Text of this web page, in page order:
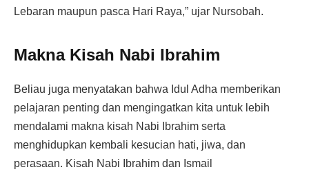
Lebaran maupun pasca Hari Raya,” ujar Nursobah.
Makna Kisah Nabi Ibrahim
Beliau juga menyatakan bahwa Idul Adha memberikan
pelajaran penting dan mengingatkan kita untuk lebih
mendalami makna kisah Nabi Ibrahim serta
menghidupkan kembali kesucian hati, jiwa, dan
perasaan. Kisah Nabi Ibrahim dan Ismail